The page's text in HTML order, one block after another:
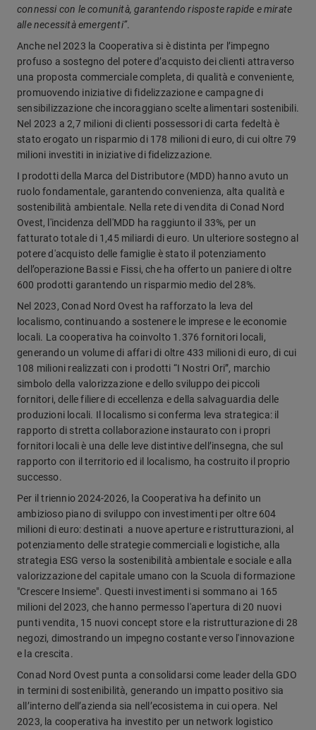
connessi con le comunità, garantendo risposte rapide e mirate
alle necessità emergenti”.
Anche nel 2023 la Cooperativa si è distinta per l’impegno
profuso a sostegno del potere d’acquisto dei clienti attraverso
una proposta commerciale completa, di qualità e conveniente,
promuovendo iniziative di fidelizzazione e campagne di
sensibilizzazione che incoraggiano scelte alimentari sostenibili.
Nel 2023 a 2,7 milioni di clienti possessori di carta fedeltà è
stato erogato un risparmio di 178 milioni di euro, di cui oltre 79
milioni investiti in iniziative di fidelizzazione.
I prodotti della Marca del Distributore (MDD) hanno avuto un
ruolo fondamentale, garantendo convenienza, alta qualità e
sostenibilità ambientale. Nella rete di vendita di Conad Nord
Ovest, l'incidenza dell'MDD ha raggiunto il 33%, per un
fatturato totale di 1,45 miliardi di euro. Un ulteriore sostegno al
potere d'acquisto delle famiglie è stato il potenziamento
dell’operazione Bassi e Fissi, che ha offerto un paniere di oltre
600 prodotti garantendo un risparmio medio del 28%.
Nel 2023, Conad Nord Ovest ha rafforzato la leva del
localismo, continuando a sostenere le imprese e le economie
locali. La cooperativa ha coinvolto 1.376 fornitori locali,
generando un volume di affari di oltre 433 milioni di euro, di cui
108 milioni realizzati con i prodotti “I Nostri Ori”, marchio
simbolo della valorizzazione e dello sviluppo dei piccoli
fornitori, delle filiere di eccellenza e della salvaguardia delle
produzioni locali. Il localismo si conferma leva strategica: il
rapporto di stretta collaborazione instaurato con i propri
fornitori locali è una delle leve distintive dell’insegna, che sul
rapporto con il territorio ed il localismo, ha costruito il proprio
successo.
Per il triennio 2024-2026, la Cooperativa ha definito un
ambizioso piano di sviluppo con investimenti per oltre 604
milioni di euro: destinati a nuove aperture e ristrutturazioni, al
potenziamento delle strategie commerciali e logistiche, alla
strategia ESG verso la sostenibilità ambientale e sociale e alla
valorizzazione del capitale umano con la Scuola di formazione
"Crescere Insieme". Questi investimenti si sommano ai 165
milioni del 2023, che hanno permesso l'apertura di 20 nuovi
punti vendita, 15 nuovi concept store e la ristrutturazione di 28
negozi, dimostrando un impegno costante verso l'innovazione
e la crescita.
Conad Nord Ovest punta a consolidarsi come leader della GDO
in termini di sostenibilità, generando un impatto positivo sia
all’interno dell’azienda sia nell’ecosistema in cui opera. Nel
2023, la cooperativa ha investito per un network logistico